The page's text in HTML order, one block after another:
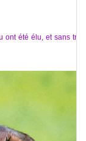
ont été élu, et sans trop